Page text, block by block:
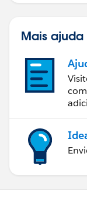
Mais ajuda